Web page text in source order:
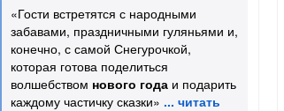
«Гости встретятся с народными
забавами, праздничными гуляньями и,
конечно, с самой Снегурочкой,
которая готова поделиться
волшебством нового годаи подарить
каждому частичку сказки»